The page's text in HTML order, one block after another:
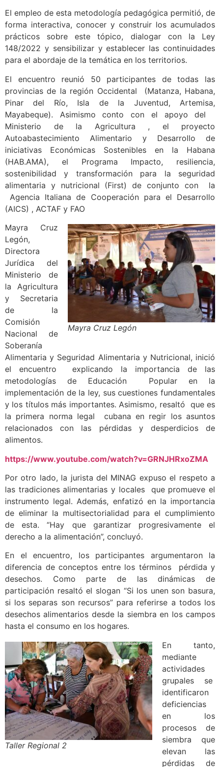
El empleo de esta metodología pedagógica permitió, de
forma interactiva, conocer y construir los acumulados
prácticos sobre este tópico, dialogar con la Ley
148/2022 y sensibilizar y establecer las continuidades
para el abordaje de la temática en los territorios.
El encuentro reunió 50 participantes de todas las
provincias de la región Occidental (Matanza, Habana,
Pinar del Río, Isla de la Juventud, Artemisa,
Mayabeque). Asimismo conto con el apoyo del
Ministerio de la Agricultura , el proyecto
Autoabastecimiento Alimentario y Desarrollo de
iniciativas Económicas Sostenibles en la Habana
(HAB.AMA), el Programa Impacto, resiliencia,
sostenibilidad y transformación para la seguridad
alimentaria y nutricional (First) de conjunto con la
Agencia Italiana de Cooperación para el Desarrollo
(AICS) , ACTAF y FAO
Mayra Cruz Legón
Mayra Cruz
Legón,
Directora
Jurídica del
Ministerio de
la Agricultura
y Secretaria
de la
Comisión
Nacional de
Soberanía
Alimentaria y Seguridad Alimentaria y Nutricional, inició
el encuentro explicando la importancia de las
metodologías de Educación Popular en la
implementación de la ley, sus cuestiones fundamentales
y los títulos más importantes. Asimismo, resaltó que es
la primera norma legal cubana en regir los asuntos
relacionados con las pérdidas y desperdicios de
alimentos.
https://www.youtube.com/watch?v=GRNJHRxoZMA
Por otro lado, la jurista del MINAG expuso el respeto a
las tradiciones alimentarias y locales que promueve el
instrumento legal. Además, enfatizó en la importancia
de eliminar la multisectorialidad para el cumplimiento
de esta. “Hay que garantizar progresivamente el
derecho a la alimentación”, concluyó.
En el encuentro, los participantes argumentaron la
diferencia de conceptos entre los términos pérdida y
desechos. Como parte de las dinámicas de
participación resaltó el slogan “Si los unen son basura,
si los separas son recursos” para referirse a todos los
desechos alimentarios desde la siembra en los campos
hasta el consumo en los hogares.
Taller Regional 2
En tanto,
mediante
actividades
grupales se
identificaron
deficiencias
en los
procesos de
siembra que
elevan las
pérdidas de